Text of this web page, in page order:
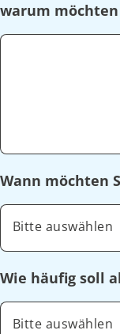
warum möchten
Wann möchten
Bitte auswählen
Wie häufig soll
Bitte auswählen